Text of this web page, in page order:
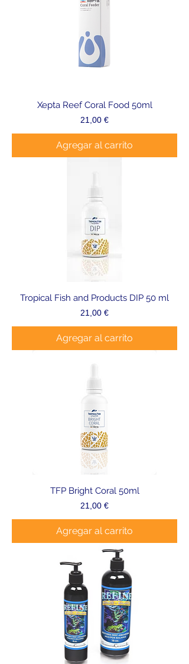
Xepta Reef Coral Food 50ml
Precio
21,00 €
Agregar al carrito
Tropical Fish and Products DIP 50 ml
Precio
21,00 €
Agregar al carrito
TFP Bright Coral 50ml
Precio
21,00 €
Agregar al carrito